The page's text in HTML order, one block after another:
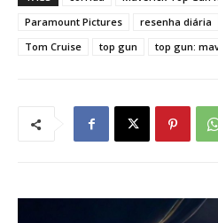
Paramount Pictures
resenha diária
Tom Cruise
top gun top gun: